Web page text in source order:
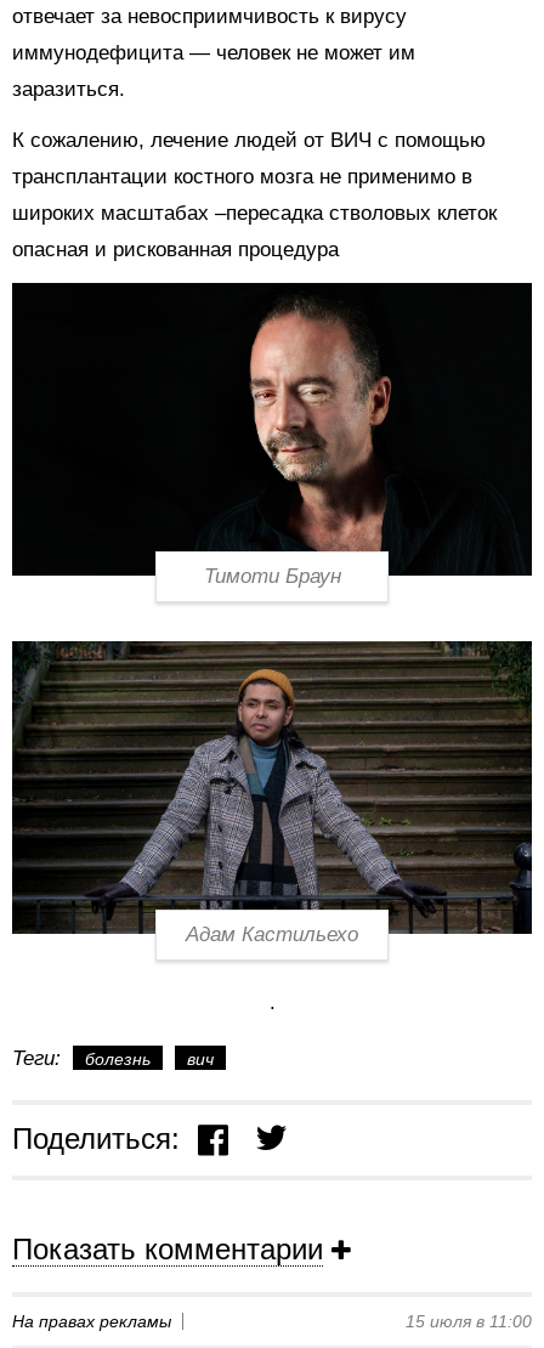
отвечает за невосприимчивость к вирусу
иммунодефицита — человек не может им
заразиться.
К сожалению, лечение людей от ВИЧ с помощью
трансплантации костного мозга не применимо в
широких масштабах –пересадка стволовых клеток
опасная и рискованная процедура
Тимоти Браун
Адам Кастильехо
.
Теги: болезнь вич
Поделиться:
Показать комментарии
На правах рекламы 15 июля в 11:00